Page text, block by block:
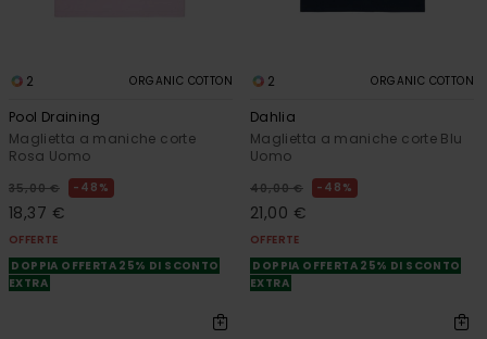
2 ORGANIC COTTON
Pool Draining
Maglietta a maniche corte
Rosa Uomo
35,00 € 48%
18,37 €
OFFERTE
DOPPIA OFFERTA 25% DI SCONTO
EXTRA
2 ORGANIC COTTON
Dahlia
Maglietta a maniche corte Blu
Uomo
40,00 € 48%
21,00 €
OFFERTE
DOPPIA OFFERTA 25% DI SCONTO
EXTRA